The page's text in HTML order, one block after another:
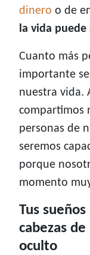
dinero o de
la vida puede
Cuanto más
importante
nuestra vida.
compartimos
personas de
seremos
porque
momento
Tus
cabezas
oculto